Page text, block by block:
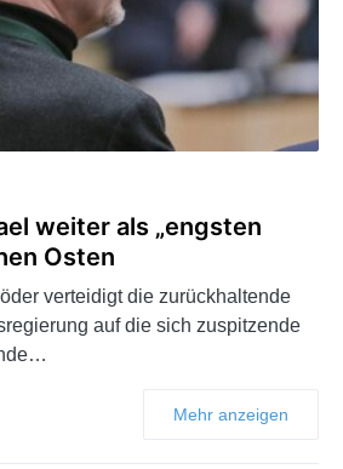
weiter als „engsten
Osten
verteidigt die zurückhaltende
auf die sich zuspitzende
Mehr anzeigen